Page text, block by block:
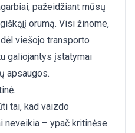
pažeidžiant mūsų
orumą. Visi žinome,
viešojo transporto
galiojantys įstatymai
apsaugos.
tai, kad vaizdo
neveikia – ypač kritinėse